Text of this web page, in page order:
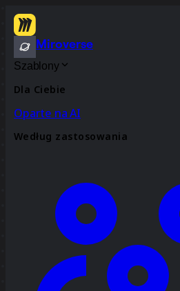
Miroverse
Szablony
Dla Ciebie
Oparte na AI
Według zastosowania